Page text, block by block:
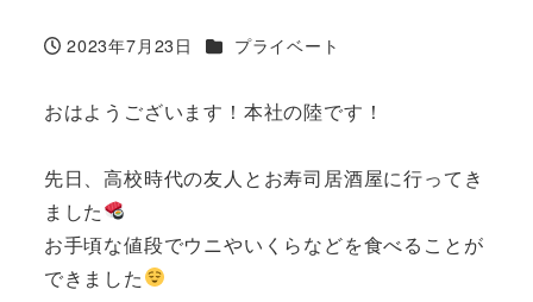
投稿日
2023年7月23日 カテゴリー
プライベート
おはようございます！本社の陸です！
先日、高校時代の友人とお寿司居酒屋に行ってき
ました
お手頃な値段でウニやいくらなどを食べることが
できました